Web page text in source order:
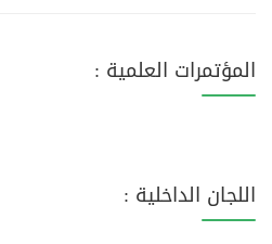
المؤتمرات العلمية :
اللجان الداخلية :